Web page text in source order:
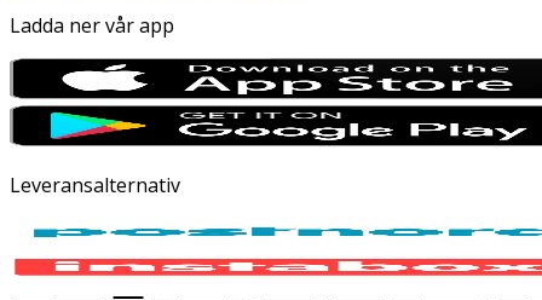
Ladda ner vår app
Leveransalternativ